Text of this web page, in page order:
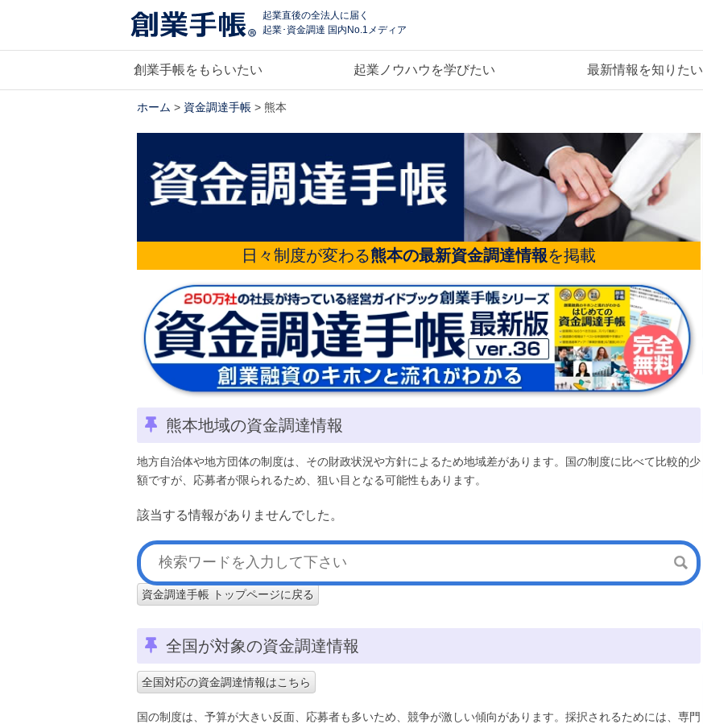
起業直後の全法人に届く
起業･資金調達 国内No.1メディア
創業手帳をもらいたい 起業ノウハウを学びたい 最新情報を知りたい
ホーム > 資金調達手帳 > 熊本
日々制度が変わる熊本の最新資金調達情報を掲載
熊本地域の資金調達情報
地方自治体や地方団体の制度は、その財政状況や方針によるため地域差があります。国の制度に比べて比較的少
額ですが、応募者が限られるため、狙い目となる可能性もあります。
該当する情報がありませんでした。
資金調達手帳 トップページに戻る
全国が対象の資金調達情報
全国対応の資金調達情報はこちら
国の制度は、予算が大きい反面、応募者も多いため、競争が激しい傾向があります。採択されるためには、専門